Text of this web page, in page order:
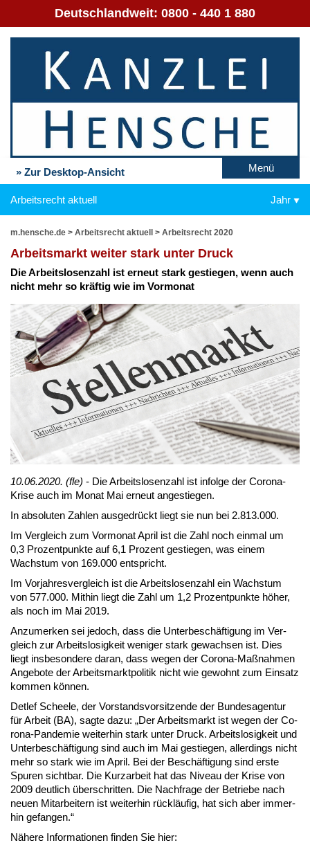
Deutschlandweit: 0800 - 440 1 880
» Zur Desktop-Ansicht Menü
Arbeitsrecht aktuell Jahr
m.hensche.de > Arbeitsrecht aktuell > Arbeitsrecht 2020
Ar­beits­markt wei­ter stark un­ter Druck
Die Ar­beits­lo­sen­zahl ist er­neut stark ge­stie­gen, wenn auch
nicht mehr so kräf­tig wie im Vor­mo­nat
10.06.2020. (fle) - Die Ar­beits­lo­sen­zahl ist in­fol­ge der Co­ro­na-
Kri­se auch im Mo­nat Mai er­neut an­ge­stie­gen.
In ab­so­lu­ten Zah­len aus­ge­drückt liegt sie nun bei 2.813.000.
Im Ver­gleich zum Vor­mo­nat April ist die Zahl noch ein­mal um
0,3 Pro­zent­punk­te auf 6,1 Pro­zent ge­stie­gen, was ei­nem
Wachs­tum von 169.000 ent­spricht.
Im Vor­jah­res­ver­gleich ist die Ar­beits­lo­sen­zahl ein Wachs­tum
von 577.000. Mit­hin liegt die Zahl um 1,2 Pro­zent­punk­te hö­her,
als noch im Mai 2019.
An­zu­mer­ken sei je­doch, dass die Un­ter­be­schäf­ti­gung im Ver­
gleich zur Ar­beits­lo­sig­keit we­ni­ger stark ge­wach­sen ist. Dies
liegt ins­be­son­de­re dar­an, dass we­gen der Co­ro­na-Maß­nah­men
An­ge­bo­te der Ar­beits­markt­po­li­tik nicht wie ge­wohnt zum Ein­satz
kom­men kön­nen.
Det­lef Schee­le, der Vor­stands­vor­sit­zen­de der Bun­des­agen­tur
für Ar­beit (BA), sag­te da­zu: „Der Ar­beits­markt ist we­gen der Co­
ro­na-Pan­de­mie wei­ter­hin stark un­ter Druck. Ar­beits­lo­sig­keit und
Un­ter­be­schäf­ti­gung sind auch im Mai ge­stie­gen, al­ler­dings nicht
mehr so stark wie im April. Bei der Be­schäf­ti­gung sind ers­te
Spu­ren sicht­bar. Die Kurz­ar­beit hat das Ni­veau der Kri­se von
2009 deut­lich über­schrit­ten. Die Nach­fra­ge der Be­trie­be nach
neu­en Mit­ar­bei­tern ist wei­ter­hin rück­läu­fig, hat sich aber im­mer­
hin ge­fan­gen.“
Nä­he­re In­for­ma­tio­nen fin­den Sie hier: